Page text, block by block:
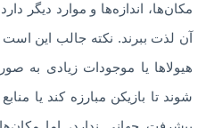
مکان‌ها، اندازه‌ها و موارد دیگر
آن لذت ببرند. نکته جالب این
هیولاها یا موجودات زیادی
شوند تا بازیکن مبارزه کند یا